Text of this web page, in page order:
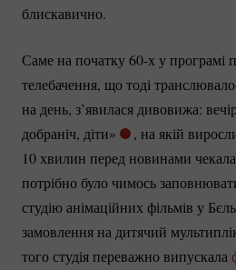
блискавично.
Саме на початку 60-х у програмі
телебачення, що тоді
на день, з’явилася дивовижа:
добраніч, діти»
, на якій
10 хвилин перед новинами
потрібно було чимось
студію анімаційних фільмів у
замовлення на дитячий
того студія переважно випускала